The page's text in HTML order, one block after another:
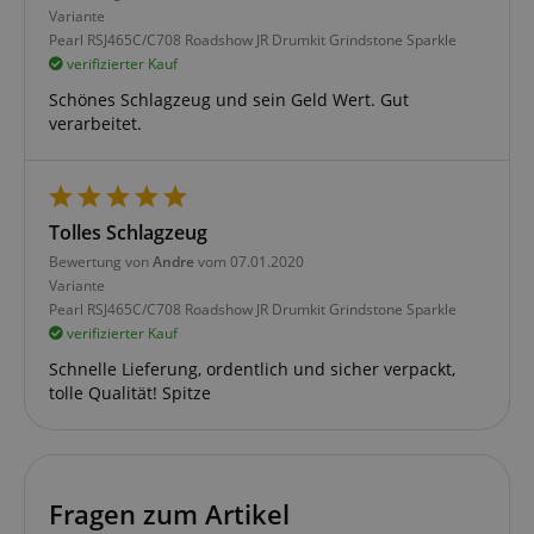
Variante
Pearl RSJ465C/C708 Roadshow JR Drumkit Grindstone Sparkle
verifizierter Kauf
Schönes Schlagzeug und sein Geld Wert. Gut
verarbeitet.
Tolles Schlagzeug
Bewertung vonAndre vom 07.01.2020
Variante
Pearl RSJ465C/C708 Roadshow JR Drumkit Grindstone Sparkle
verifizierter Kauf
Schnelle Lieferung, ordentlich und sicher verpackt,
tolle Qualität! Spitze
Fragen zum Artikel